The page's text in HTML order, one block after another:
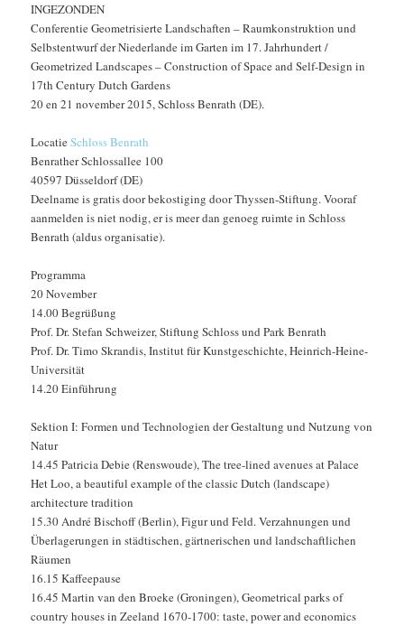
INGEZONDEN
Conferentie Geometrisierte Landschaften – Raumkonstruktion und
Selbstentwurf der Niederlande im Garten im 17. Jahrhundert /
Geometrized Landscapes – Construction of Space and Self-Design in
17th Century Dutch Gardens
20 en 21 november 2015, Schloss Benrath (DE).
LocatieSchloss Benrath
Benrather Schlossallee 100
40597 Düsseldorf (DE)
Deelname is gratis door bekostiging door Thyssen-Stiftung. Vooraf
aanmelden is niet nodig, er is meer dan genoeg ruimte in Schloss
Benrath (aldus organisatie).
Programma
20 November
14.00 Begrüßung
Prof. Dr. Stefan Schweizer, Stiftung Schloss und Park Benrath
Prof. Dr. Timo Skrandis, Institut für Kunstgeschichte, Heinrich-Heine-
Universität
14.20 Einführung
Sektion I: Formen und Technologien der Gestaltung und Nutzung von
Natur
14.45 Patricia Debie (Renswoude), The tree-lined avenues at Palace
Het Loo, a beautiful example of the classic Dutch (landscape)
architecture tradition
15.30 André Bischoff (Berlin), Figur und Feld. Verzahnungen und
Überlagerungen in städtischen, gärtnerischen und landschaftlichen
Räumen
16.15 Kaffeepause
16.45 Martin van den Broeke (Groningen), Geometrical parks of
country houses in Zeeland 1670-1700: taste, power and economics